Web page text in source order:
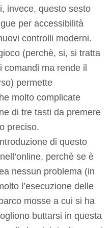
invece, questo sesto
per accessibilità
controlli moderni.
(perchè, si, si tratta
ma rende il
permette
molto complicate
di tre tasti da premere
preciso.
di questo
perchè se è
nessun problema (in
l’esecuzione delle
mosse a cui si ha
buttarsi in questa